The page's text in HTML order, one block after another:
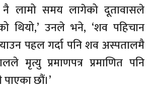
नै लामो समय लागेको दूतावासले
थियो,’ उनले भने, ‘शव पहिचान
पहल गर्दा पनि शव अस्पतालमै
मृत्यु प्रमाणपत्र प्रमाणित पनि
छौं।’